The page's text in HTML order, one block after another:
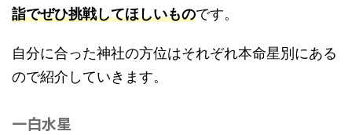
詣でぜひ挑戦してほしいものです。
自分に合った神社の方位はそれぞれ本命星別にある
ので紹介していきます。
一白水星